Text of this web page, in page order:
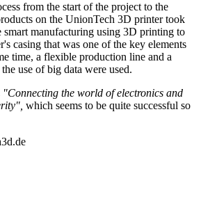
from the start of the project to the
on the UnionTech 3D printer took
smart manufacturing using 3D printing to
casing that was one of the key elements
time, a flexible production line and a
use of big data were used.
"Connecting the world of electronics and
which seems to be quite successful so